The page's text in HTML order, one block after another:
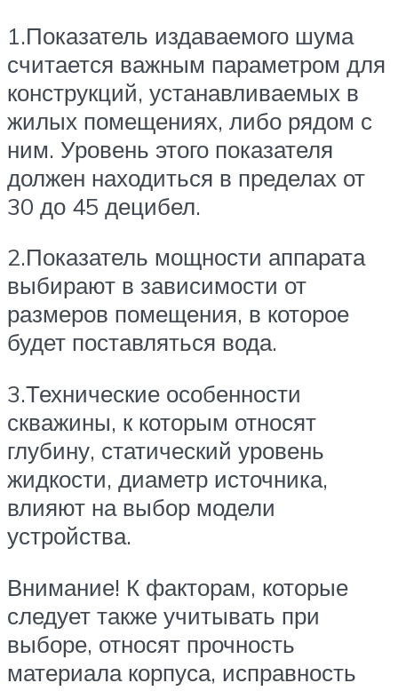
1.Показатель издаваемого шума
считается важным параметром для
конструкций, устанавливаемых в
жилых помещениях, либо рядом с
ним. Уровень этого показателя
должен находиться в пределах от
30 до 45 децибел.
2.Показатель мощности аппарата
выбирают в зависимости от
размеров помещения, в которое
будет поставляться вода.
3.Технические особенности
скважины, к которым относят
глубину, статический уровень
жидкости, диаметр источника,
влияют на выбор модели
устройства.
Внимание! К факторам, которые
следует также учитывать при
выборе, относят прочность
материала корпуса, исправность